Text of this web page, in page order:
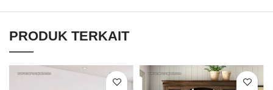
PRODUK TERKAIT